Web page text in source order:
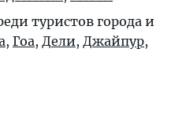
туристов города и
, Гоа, Дели, Джайпур,